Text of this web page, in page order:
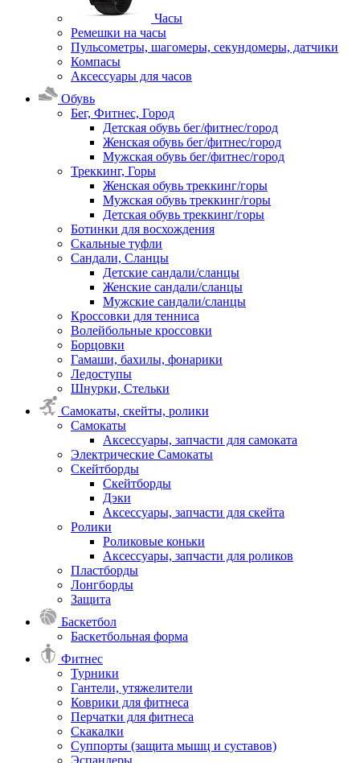
Часы
Ремешки на часы
Пульсометры, шагомеры, секундомеры, датчики
Компасы
Аксессуары для часов
Обувь
Бег, Фитнес, Город
Детская обувь бег/фитнес/город
Женская обувь бег/фитнес/город
Мужская обувь бег/фитнес/город
Треккинг, Горы
Женская обувь треккинг/горы
Мужская обувь треккинг/горы
Детская обувь треккинг/горы
Ботинки для восхождения
Скальные туфли
Сандали, Сланцы
Детские сандали/сланцы
Женские сандали/сланцы
Мужские сандали/сланцы
Кроссовки для тенниса
Волейбольные кроссовки
Борцовки
Гамаши, бахилы, фонарики
Ледоступы
Шнурки, Стельки
Самокаты, скейты, ролики
Самокаты
Аксессуары, запчасти для самоката
Электрические Самокаты
Скейтборды
Скейтборды
Дэки
Аксессуары, запчасти для скейта
Ролики
Роликовые коньки
Аксессуары, запчасти для роликов
Пластборды
Лонгборды
Защита
Баскетбол
Баскетбольная форма
Фитнес
Турники
Гантели, утяжелители
Коврики для фитнеса
Перчатки для фитнеса
Скакалки
Суппорты (защита мышц и суставов)